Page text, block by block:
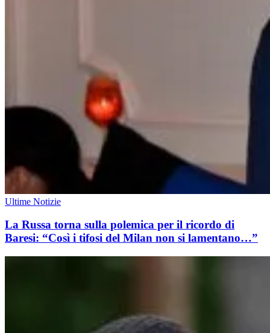
Ultime Notizie
La Russa torna sulla polemica per il ricordo di
Baresi: “Così i tifosi del Milan non si lamentano…”